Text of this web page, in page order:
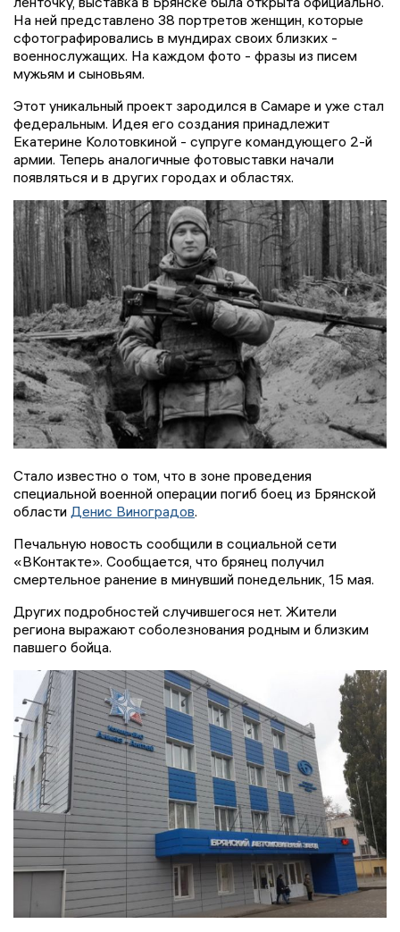
На ней представлено 38 портретов женщин, которые
сфотографировались в мундирах своих близких -
военнослужащих. На каждом фото - фразы из писем
мужьям и сыновьям.
Этот уникальный проект зародился в Самаре и уже стал
федеральным. Идея его создания принадлежит
Екатерине Колотовкиной - супруге командующего 2-й
армии. Теперь аналогичные фотовыставки начали
появляться и в других городах и областях.
Стало известно о том, что в зоне проведения
специальной военной операции погиб боец из Брянской
области Денис Виноградов.
Печальную новость сообщили в социальной сети
«ВКонтакте». Сообщается, что брянец получил
смертельное ранение в минувший понедельник, 15 мая.
Других подробностей случившегося нет. Жители
региона выражают соболезнования родным и близким
павшего бойца.